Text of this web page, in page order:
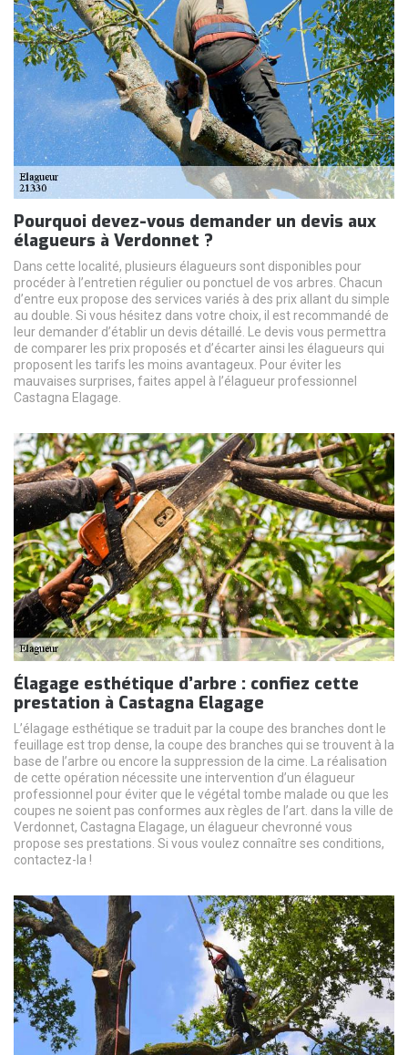
Pourquoi devez-vous demander un devis aux
élagueurs à Verdonnet ?
Dans cette localité, plusieurs élagueurs sont disponibles pour
procéder à l’entretien régulier ou ponctuel de vos arbres. Chacun
d’entre eux propose des services variés à des prix allant du simple
au double. Si vous hésitez dans votre choix, il est recommandé de
leur demander d’établir un devis détaillé. Le devis vous permettra
de comparer les prix proposés et d’écarter ainsi les élagueurs qui
proposent les tarifs les moins avantageux. Pour éviter les
mauvaises surprises, faites appel à l’élagueur professionnel
Castagna Elagage.
Élagage esthétique d’arbre : confiez cette
prestation à Castagna Elagage
L’élagage esthétique se traduit par la coupe des branches dont le
feuillage est trop dense, la coupe des branches qui se trouvent à la
base de l’arbre ou encore la suppression de la cime. La réalisation
de cette opération nécessite une intervention d’un élagueur
professionnel pour éviter que le végétal tombe malade ou que les
coupes ne soient pas conformes aux règles de l’art. dans la ville de
Verdonnet, Castagna Elagage, un élagueur chevronné vous
propose ses prestations. Si vous voulez connaître ses conditions,
contactez-la !